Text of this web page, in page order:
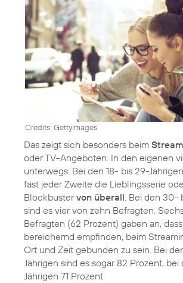
Credits: Gettyimages
Das zeigt sich besonders beim
oder TV-Angeboten. In den eigenen
unterwegs: Bei den 18- bis 29-
fast jeder Zweite die Lieblingsserie
Blockbustervon überall. Bei den 30-
sind es vier von zehn Befragten.
Befragten (62 Prozent) gaben an,
bereichernd empfinden, beim
Ort und Zeit gebunden zu sein. Bei
Jährigen sind es sogar 82 Prozent,
Jährigen 71 Prozent.